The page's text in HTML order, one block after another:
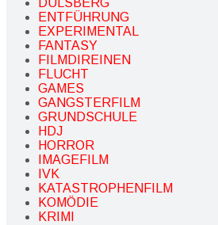
ENTFÜHRUNG
EXPERIMENTAL
FANTASY
FILMDIREINEN
FLUCHT
GAMES
GANGSTERFILM
GRUNDSCHULE
HDJ
HORROR
IMAGEFILM
IVK
KATASTROPHENFILM
KOMÖDIE
KRIMI